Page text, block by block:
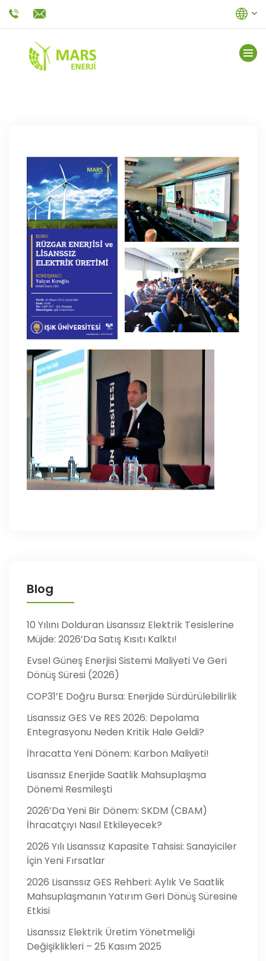
Blog
10 Yılını Dolduran Lisanssız Elektrik Tesislerine
Müjde: 2026’da Satış Kısıtı Kalktı!
Evsel Güneş Enerjisi Sistemi Maliyeti Ve Geri
Dönüş Süresi (2026)
COP31’e Doğru Bursa: Enerjide Sürdürülebilirlik
Lisanssız GES Ve RES 2026: Depolama
Entegrasyonu Neden Kritik Hale Geldi?
İhracatta Yeni Dönem: Karbon Maliyeti!
Lisanssız Enerjide Saatlik Mahsuplaşma
Dönemi Resmileşti
2026’da Yeni Bir Dönem: SKDM (CBAM)
İhracatçıyı Nasıl Etkileyecek?
2026 Yılı Lisanssız Kapasite Tahsisi: Sanayiciler
İçin Yeni Fırsatlar
2026 Lisanssız GES Rehberi: Aylık Ve Saatlik
Mahsuplaşmanın Yatırım Geri Dönüş Süresine
Etkisi
Lisanssız Elektrik Üretim Yönetmeliği
Değişiklikleri – 25 Kasım 2025